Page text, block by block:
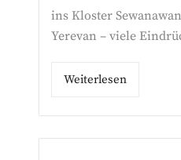
ins Kloster
Yerevan – viele
Weiterlesen